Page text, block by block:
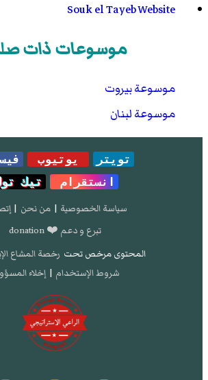
Souk el Tayeb Website
موسوعات ذات
موسوعة بيروت
موسوعة لبنان
تويتر يوتيوب
انستقرام
تيك
سياسة الخصوصية | من نحن |
تبرع و دعم ❤️ donation
المحتوى مرخص تحت رخصة المشاع
شروط الإستخدام | إخلاء